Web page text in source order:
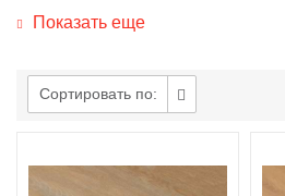
других местах с повышенной
обеспечивает быстрое и легкое
необходимости приглашать
Безопасность и экологичность
использованием только
Показать еще
Сортировать по: